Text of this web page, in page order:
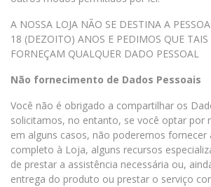
A NOSSA LOJA NÃO SE DESTINA A
18 (DEZOITO) ANOS E PEDIMOS QUE TAIS
FORNEÇAM QUALQUER DADO PESSOAL
Não fornecimento de Dados Pessoais
Você não é obrigado a compartilhar os
solicitamos, no entanto, se você optar por
em alguns casos, não poderemos fornecer
completo à Loja, alguns recursos
de prestar a assistência necessária ou,
entrega do produto ou prestar o serviço